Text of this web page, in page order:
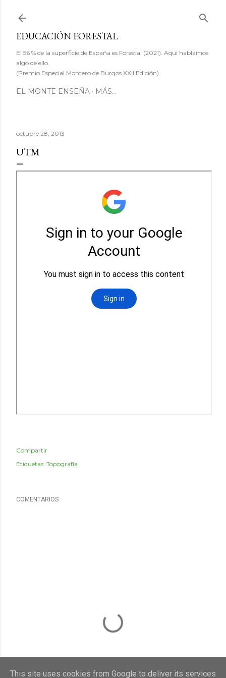
EDUCACIÓN FORESTAL
El 56 % de la superficie de España es Forestal (2021). Aquí hablamos
algo de ello.
(Premio Especial Montero de Burgos XXII Edición)
EL MONTE ENSEÑA MÁS…
octubre 28, 2013
UTM
Compartir
Etiquetas: Topografía
COMENTARIOS
This site uses cookies from Google to deliver its services